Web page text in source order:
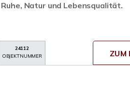
Natur und Lebensqualität.
24112
OBJEKTNUMMER
ZUM